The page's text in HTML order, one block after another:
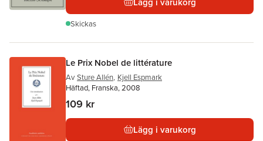
Skickas
Le Prix Nobel de littérature
Av Sture Allén, Kjell Espmark
Häftad, Franska, 2008
109 kr
Lägg i varukorg